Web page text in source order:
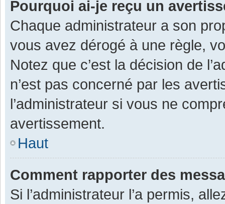
Pourquoi ai-je reçu un
Chaque administrateur a son
vous avez dérogé à une règle,
Notez que c’est la décision de
n’est pas concerné par les
l’administrateur si vous ne
avertissement.
Haut
Comment rapporter des
Si l’administrateur l’a permis,